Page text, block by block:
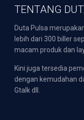
TENTANG
Duta Pulsa
lebih dari 300 biller
macam produk dan
Kini juga tersedia
dengan kemudahan
Gtalk dll.